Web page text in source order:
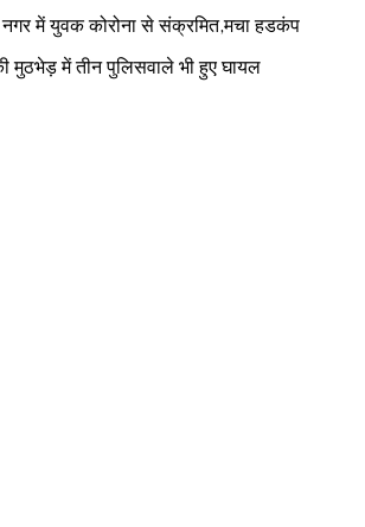
में युवक कोरोना से संक्रमित,मचा हडकंप
मुठभेड़ में तीन पुलिसवाले भी हुए घायल